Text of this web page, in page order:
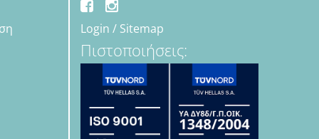
Login / Sitemap
Πιστοποιήσεις: